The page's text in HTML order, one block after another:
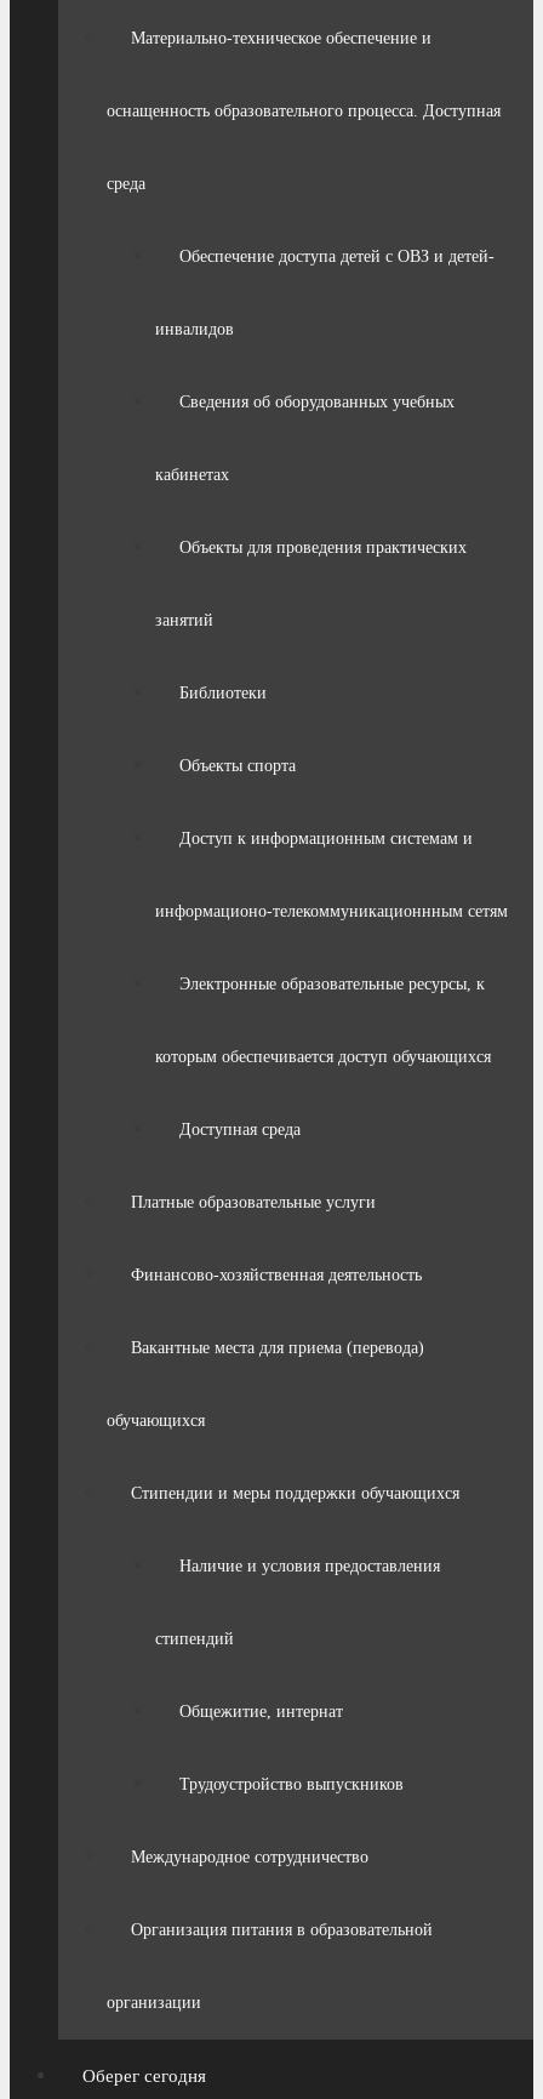
Материально-техническое обеспечение и
оснащенность образовательного процесса. Доступная
среда
Обеспечение доступа детей с ОВЗ и детей-
инвалидов
Сведения об оборудованных учебных
кабинетах
Объекты для проведения практических
занятий
Библиотеки
Объекты спорта
Доступ к информационным системам и
информационо-телекоммуникационнным сетям
Электронные образовательные ресурсы, к
которым обеспечивается доступ обучающихся
Доступная среда
Платные образовательные услуги
Финансово-хозяйственная деятельность
Вакантные места для приема (перевода)
обучающихся
Стипендии и меры поддержки обучающихся
Наличие и условия предоставления
стипендий
Общежитие, интернат
Трудоустройство выпускников
Международное сотрудничество
Организация питания в образовательной
организации
Оберег сегодня